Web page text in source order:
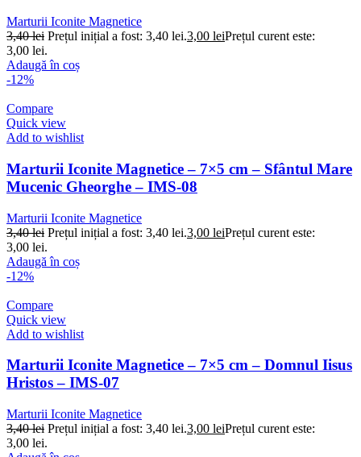
Marturii Iconite Magnetice
3,40lei Prețul inițial a fost: 3,40 lei.3,00 leiPrețul curent este:
3,00 lei.
Adaugă în coș
-12%
Compare
Quick view
Add to wishlist
Marturii Iconite Magnetice – 7×5 cm – Sfântul Mare
Mucenic Gheorghe – IMS-08
Marturii Iconite Magnetice
3,40lei Prețul inițial a fost: 3,40 lei.3,00 leiPrețul curent este:
3,00 lei.
Adaugă în coș
-12%
Compare
Quick view
Add to wishlist
Marturii Iconite Magnetice – 7×5 cm – Domnul Iisus
Hristos – IMS-07
Marturii Iconite Magnetice
3,40lei Prețul inițial a fost: 3,40 lei.3,00 leiPrețul curent este:
3,00 lei.